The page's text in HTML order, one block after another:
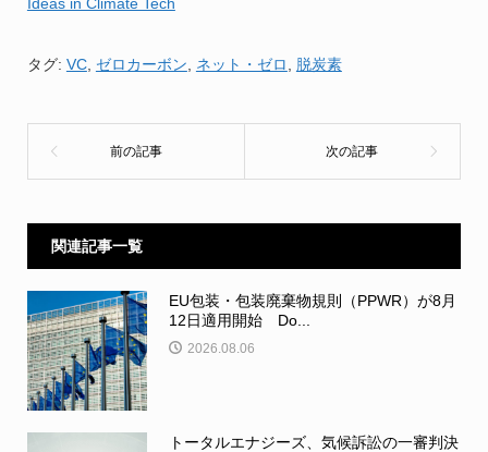
タグ: VC, ゼロカーボン ネット・ゼロ 脱炭素
関連記事一覧
EU包装・包装廃棄物規則（PPWR）が8月
12日適用開始 Do...
2026.08.06
トータルエナジーズ、気候訴訟の一審判決